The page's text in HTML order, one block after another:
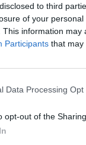
to third
of your
This information
Participants that may
Data Processing Opt
opt-out of thePictures